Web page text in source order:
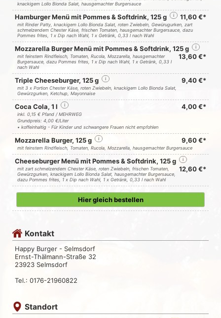
knackigem Lollo Bionda Salat, hausgemachter Burgersauce
Hamburger Menü mit Pommes & Softdrink, 125 g i 11,60 €*
mit Rinder Patty, knackigem Lollo Bionda Salat, roten Zwiebeln, Gewürugurken, zart
schmelzendem Chester Käse, frischen Tomaten, hausgemachter Burgersauce, dazu
Pommes frites, 1 x Dip nach Wahl, 1 x Getränk, 0,33 l nach Wahl
Mozzarella Burger Menü mit Pommes & Softdrink, 125 g i
13,60 €*
mit feinstem Rindfleisch, Tomaten, Rucola, Mozzarella, hausgemachter
Burgersauce, dazu Pommes frites, 1 x Dip nach Wahl, 1 x Getränk, 0,33 l
nach Wahl
Triple Cheeseburger, 125 g i 9,40 €*
mit 3 x Portion Chester Käse, roten Zwiebeln, knackigem Lollo Bionda Salat,
Gewürzgurken, Ketchup, Mayonnaise
Coca Cola, 1 l i 4,00 €*
inkl. 0,15 € Pfand / MEHRWEG
Grundpreis: 4,00 €/Liter
• koffeinhaltig - Für Kinder und schwangere Frauen nicht empfohlen
Mozzarella Burger, 125 g i 9,60 €*
mit feinstem Rindfleisch, Tomaten, Rucola, Mozzarella, hausgemachter Burgersauce
Cheeseburger Menü mit Pommes & Softdrink, 125 g i
12,60 €*
mit zart schmelzendem Chester Käse, roten Zwiebeln, frischen Tomaten,
Gewürzgurken, knackigem Lollo Bionda Salat, hausgemachter Burgersauce,
dazu Pommes frites, 1 x Dip nach Wahl, 1 x Getränk, 0,33 l nach Wahl
Hier gleich bestellen
Kontakt
Happy Burger - Selmsdorf
Ernst-Thälmann-Straße 32
23923 Selmsdorf
Tel.: 0176-21960822
Standort